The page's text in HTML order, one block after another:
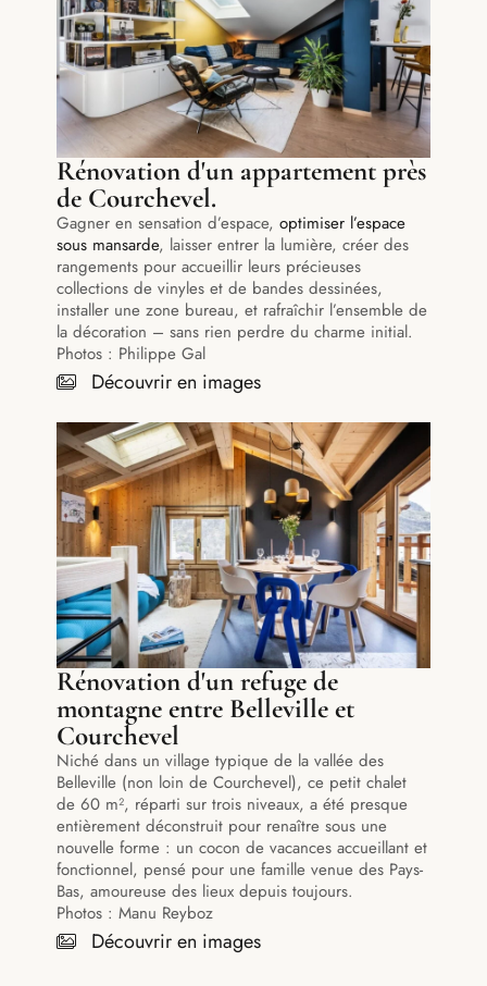
Rénovation d'un appartement près
de Courchevel.
Gagner en sensation d’espace,optimiser l’espace
sous mansarde, laisser entrer la lumière, créer des
rangements pour accueillir leurs précieuses
collections de vinyles et de bandes dessinées,
installer une zone bureau, et rafraîchir l’ensemble de
la décoration – sans rien perdre du charme initial.
Photos : Philippe Gal
Découvrir en images
Rénovation d'un refuge de
montagne entre Belleville et
Courchevel
Niché dans un village typique de la vallée des
Belleville (non loin de Courchevel), ce petit chalet
de 60 m², réparti sur trois niveaux, a été presque
entièrement déconstruit pour renaître sous une
nouvelle forme : un cocon de vacances accueillant et
fonctionnel, pensé pour une famille venue des Pays-
Bas, amoureuse des lieux depuis toujours.
Photos : Manu Reyboz
Découvrir en images